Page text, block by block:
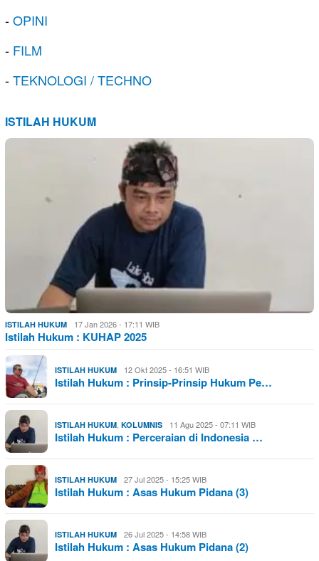
-OPINI
- FILM
-TEKNOLOGI / TECHNO
ISTILAH HUKUM
ISTILAH HUKUM 17 Jan 2026 - 17:11 WIB
Istilah Hukum : KUHAP 2025
ISTILAH HUKUM 12 Okt 2025 - 16:51 WIB
Istilah Hukum : Prinsip-Prinsip Hukum Pe…
ISTILAH HUKUM KOLUMNIS 11 Agu 2025 - 07:11 WIB
Istilah Hukum : Perceraian di Indonesia …
ISTILAH HUKUM 27 Jul 2025 - 15:25 WIB
Istilah Hukum : Asas Hukum Pidana (3)
ISTILAH HUKUM 26 Jul 2025 - 14:58 WIB
Istilah Hukum : Asas Hukum Pidana (2)